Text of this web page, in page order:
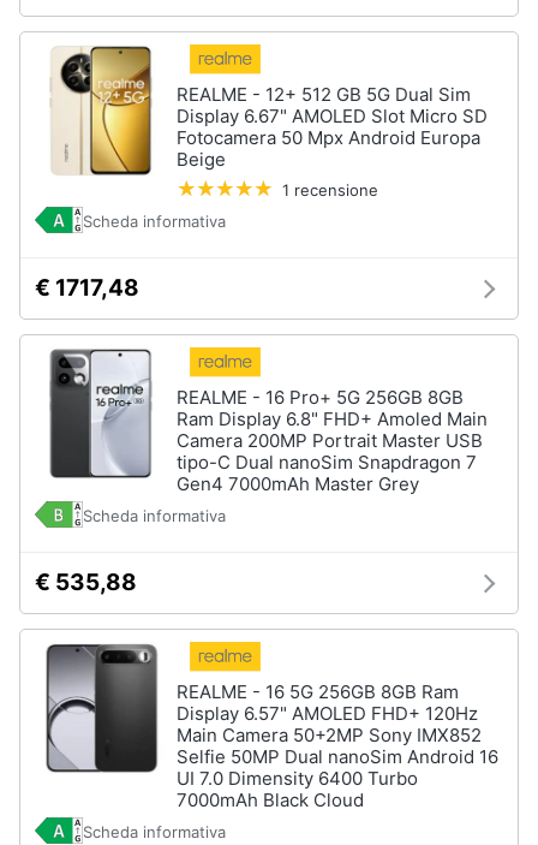
REALME - 12+ 512 GB 5G Dual Sim
Display 6.67" AMOLED Slot Micro SD
Fotocamera 50 Mpx Android Europa
Beige
1 recensione
Scheda informativa
€ 1717,48
REALME - 16 Pro+ 5G 256GB 8GB
Ram Display 6.8" FHD+ Amoled Main
Camera 200MP Portrait Master USB
tipo-C Dual nanoSim Snapdragon 7
Gen4 7000mAh Master Grey
Scheda informativa
€ 535,88
REALME - 16 5G 256GB 8GB Ram
Display 6.57" AMOLED FHD+ 120Hz
Main Camera 50+2MP Sony IMX852
Selfie 50MP Dual nanoSim Android 16
UI 7.0 Dimensity 6400 Turbo
7000mAh Black Cloud
Scheda informativa